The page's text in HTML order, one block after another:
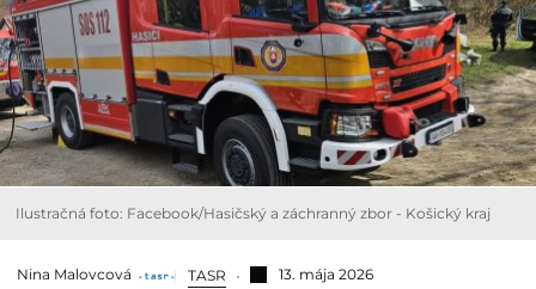
Ilustračná foto: Facebook/Hasičský a záchranný zbor - Košický kraj
Nina Malovcová TASR 13. mája 2026